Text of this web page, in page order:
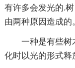
有许多会发光的.
由两种原因造成的
一种是有些树
化时以光的形式释